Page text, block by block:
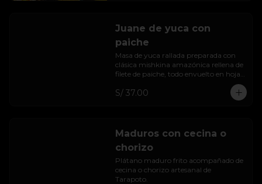
Juane de yuca con
paiche
Masa de yuca rallada preparada con
clásica mishkina amazónica rellena de
filete de paiche, todo envuelto en hoja
S/ 37.00
Maduros con cecina o
chorizo
Plátano maduro frito acompañado de
cecina o chorizo artesanal de
Tarapoto.